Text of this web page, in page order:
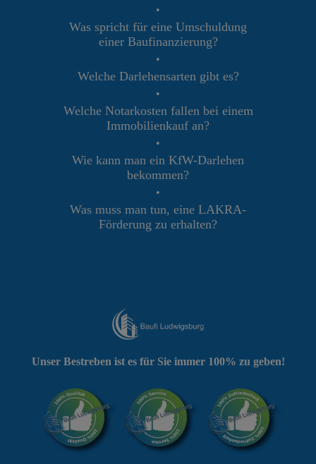
•
Was spricht für eine Umschuldung
einer Baufinanzierung?
•
Welche Darlehensarten gibt es?
•
Welche Notarkosten fallen bei einem
Immobilienkauf an?
•
Wie kann man ein KfW-Darlehen
bekommen?
•
Was muss man tun, eine LAKRA-
Förderung zu erhalten?
Unser Bestreben ist es für Sie immer 100% zu geben!